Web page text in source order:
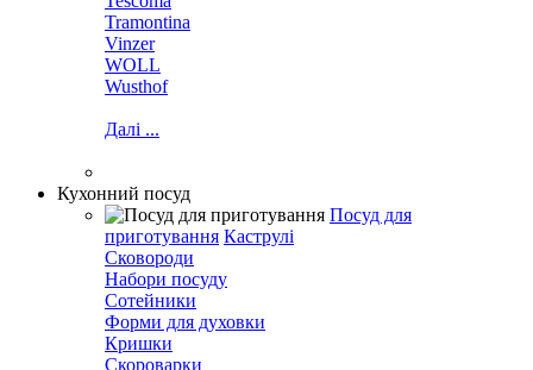
Tramontina
Vinzer
WOLL
Wusthof
Далі ...
Кухонний посуд
Посуд для
приготування Каструлі
Сковороди
Набори посуду
Сотейники
Форми для духовки
Кришки
Скороварки